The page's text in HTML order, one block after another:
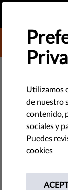
TECNOLOGÍA Y
Más de una
derechos
italianas han
Utilizamos
de nuestro
contenido,
sociales y
Puedes
cookies